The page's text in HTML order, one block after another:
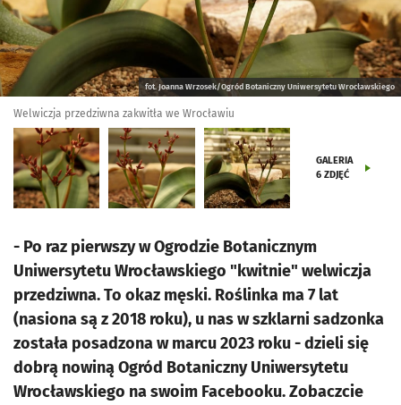
fot. Joanna Wrzosek/Ogród Botaniczny Uniwersytetu Wrocławskiego
Welwiczja przedziwna zakwitła we Wrocławiu
GALERIA
6 ZDJĘĆ
- Po raz pierwszy w Ogrodzie Botanicznym
Uniwersytetu Wrocławskiego "kwitnie" welwiczja
przedziwna. To okaz męski. Roślinka ma 7 lat
(nasiona są z 2018 roku), u nas w szklarni sadzonka
została posadzona w marcu 2023 roku - dzieli się
dobrą nowiną Ogród Botaniczny Uniwersytetu
Wrocławskiego na swoim Facebooku. Zobaczcie